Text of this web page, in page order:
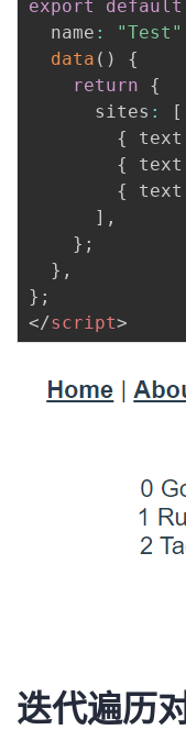
export
default
  name
: "Test"
data ( )
{
return
{
      sites
:
[
{
text
{
text
{
text
] ,
} ;
} ,
} ;
</script>
迭代遍历